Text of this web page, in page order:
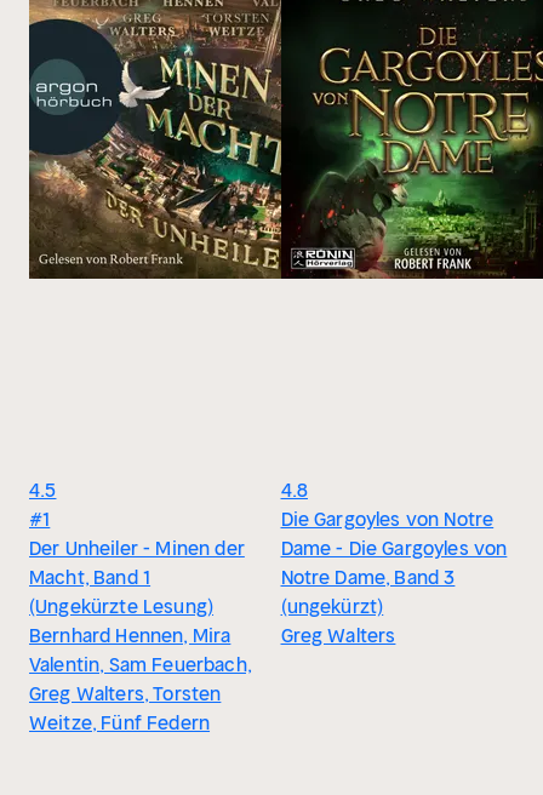
4.5
#1
Der Unheiler - Minen der
Macht, Band 1
(Ungekürzte Lesung)
Bernhard Hennen, Mira
Valentin, Sam Feuerbach,
Greg Walters, Torsten
Weitze, Fünf Federn
4.8
Die Gargoyles von Notre
Dame - Die Gargoyles von
Notre Dame, Band 3
(ungekürzt)
Greg Walters